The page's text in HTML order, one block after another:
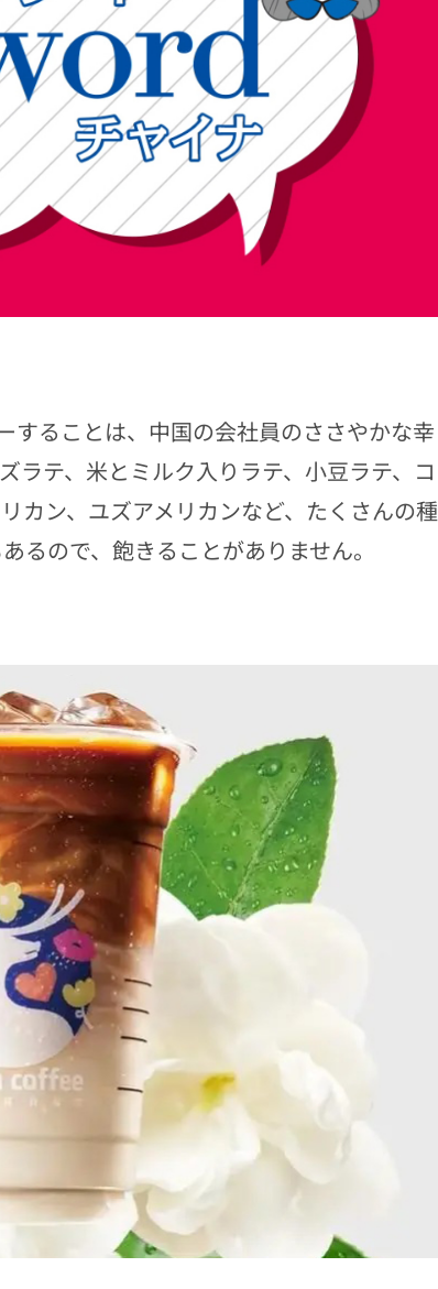
することは、中国の会社員のささやかな幸
ラテ、米とミルク入りラテ、小豆ラテ、コ
カン、ユズアメリカンなど、たくさんの種
るので、飽きることがありません。